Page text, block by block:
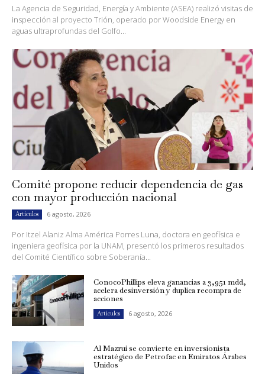
La Agencia de Seguridad, Energía y Ambiente (ASEA) realizó visitas de
inspección al proyecto Trión, operado por Woodside Energy en
aguas ultraprofundas del Golfo...
Comité propone reducir dependencia de gas
con mayor producción nacional
Artículos 6 agosto, 2026
Por Itzel Alaniz Alma América Porres Luna, doctora en geofísica e
ingeniera geofísica por la UNAM, presentó los primeros resultados
del Comité Científico sobre Soberanía...
ConocoPhillips eleva ganancias a 3,951 mdd,
acelera desinversión y duplica recompra de
acciones
Artículos 6 agosto, 2026
Al Mazrui se convierte en inversionista
estratégico de Petrofac en Emiratos Árabes
Unidos